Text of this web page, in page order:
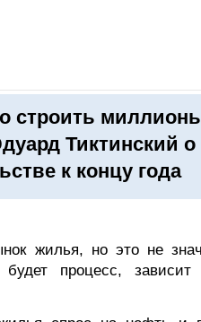
строить
Тиктинский
к концу года
жилья, но это не
будет процесс,